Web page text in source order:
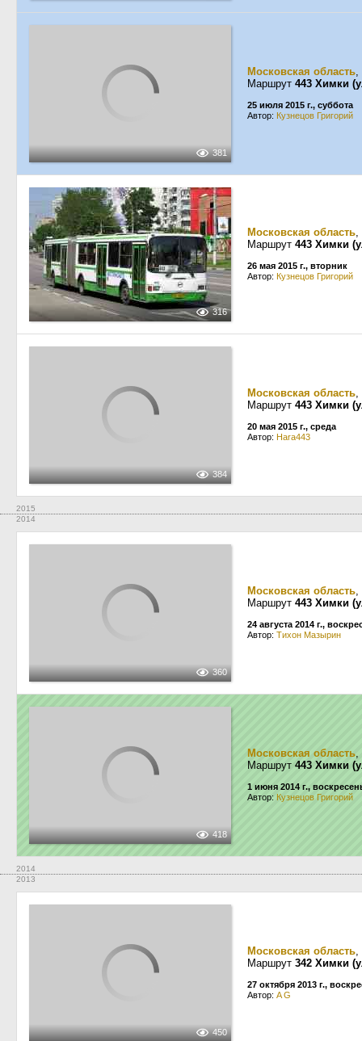
381
Московская область,
Маршрут 443 Химки
25 июля 2015 г., суббота
Автор: Кузнецов Григорий
316
Московская область,
Маршрут 443 Химки
26 мая 2015 г., вторник
Автор: Кузнецов Григорий
384
Московская область,
Маршрут 443 Химки
20 мая 2015 г., среда
Автор: Hara443
2015
2014
360
Московская область,
Маршрут 443 Химки
24 августа 2014 г.,
Автор: Тихон Мазырин
418
Московская область,
Маршрут 443 Химки
1 июня 2014 г.,
Автор: Кузнецов Григорий
2014
2013
450
Московская область,
Маршрут 342 Химки
27 октября 2013 г.,
Автор: A G